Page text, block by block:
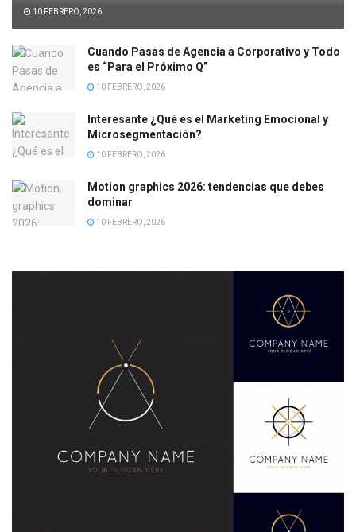
10 FEBRERO, 2026
Cuando Pasas de Agencia a Corporativo y Todo
es “Para el Próximo Q”
10 FEBRERO, 2026
Interesante ¿Qué es el Marketing Emocional y
Microsegmentación?
10 FEBRERO, 2026
Motion graphics 2026: tendencias que debes
dominar
10 FEBRERO, 2026